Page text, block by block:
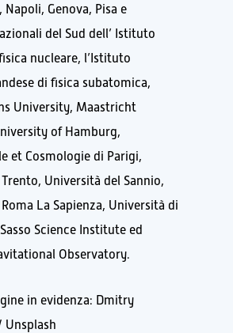
Napoli, Genova, Pisa e
del Sud dell’ Istituto
nucleare, l’Istituto
di fisica subatomica,
University, Maastricht
of Hamburg,
et Cosmologie di Parigi,
Università del Sannio,
La Sapienza, Università di
Science Institute ed
Observatory.
in evidenza: Dmitry
Unsplash